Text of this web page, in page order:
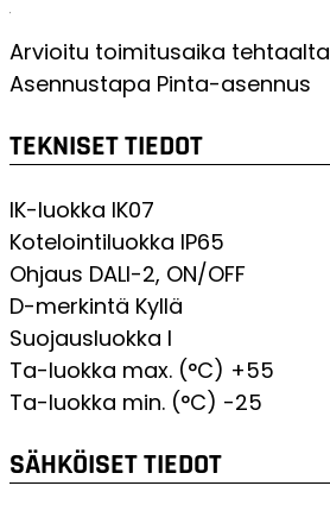
Valmistusmaa
Arvioitu toimitusaika tehtaalta
Asennustapa Pinta-asennus
TEKNISET TIEDOT
IK-luokka IK07
Kotelointiluokka IP65
Ohjaus DALI-2, ON/OFF
D-merkintä Kyllä
Suojausluokka I
Ta-luokka max. (°C) +55
Ta-luokka min. (°C) -25
SÄHKÖISET TIEDOT